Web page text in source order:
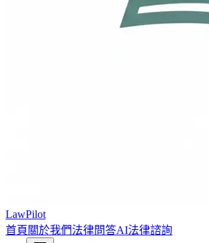
LawPilot
首頁 關於我們法律問答AI法律諮詢